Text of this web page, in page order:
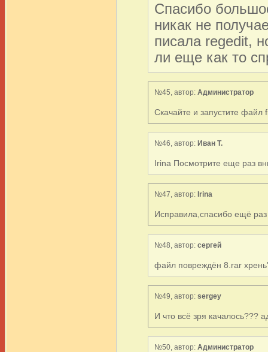
Спасибо
никак не
писала regedit,
ли еще как то
№45, автор: Администратор
Скачайте и запустите файл
№46, автор: Иван Т.
Irina Посмотрите еще раз
№47, автор: Irina
Исправила,спасибо ещё
№48, автор: сергей
файл повреждён 8.rar
№49, автор: sergey
И что всё зря качалось???
№50, автор: Администратор